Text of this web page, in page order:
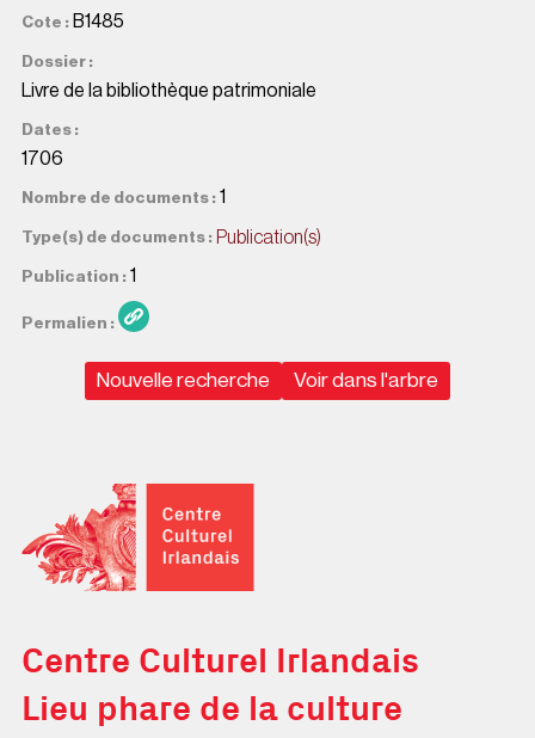
Cote B1485
Dossier
Livre de la bibliothèque patrimoniale
Dates
1706
Nombre de documents 1
Type(s) de documents Publication(s)
Publication 1
Permalien
Nouvelle recherche Voir dans l'arbre
Centre Culturel Irlandais
Lieu phare de la culture